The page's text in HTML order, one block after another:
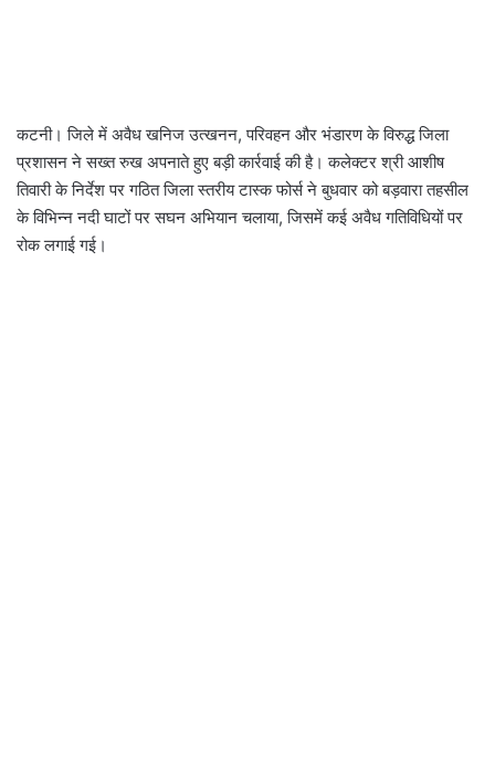
कटनी। जिले में अवैध खनिज उत्खनन, परिवहन और भंडारण के विरुद्ध जिला
प्रशासन ने सख्त रुख अपनाते हुए बड़ी कार्रवाई की है। कलेक्टर श्री आशीष
तिवारी के निर्देश पर गठित जिला स्तरीय टास्क फोर्स ने बुधवार को बड़वारा तहसील
के विभिन्न नदी घाटों पर सघन अभियान चलाया, जिसमें कई अवैध गतिविधियों पर
रोक लगाई गई।